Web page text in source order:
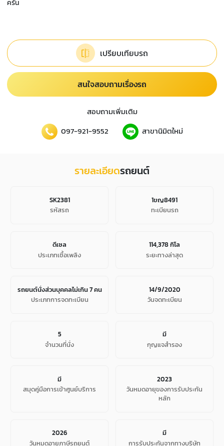
ครัน
เปรียบเทียบรถ
สนใจสอบถามเรื่องรถ
สอบถามเพิ่มเติม
097-921-9552
สาขานิมิตใหม่
รายละเอียดรถยนต์
SK2381
รหัสรถ
1ขญ8491
ทะเบียนรถ
ดีเซล
ประเภทเชื้อเพลิง
114,378 กิโล
ระยะทางล่าสุด
รถยนต์นั่งส่วนบุคคลไม่เกิน 7 คน
ประเภทการจดทะเบียน
14/9/2020
วันจดทะเบียน
5
จํานวนที่นั่ง
มี
กุญแจสำรอง
มี
สมุดคู่มือการเข้าศูนย์บริการ
2023
วันหมดอายุของการรับประกัน
หลัก
2026
วันหมดอายุภาษีรถยนต์
มี
การรับประกันจากทางบริษัท